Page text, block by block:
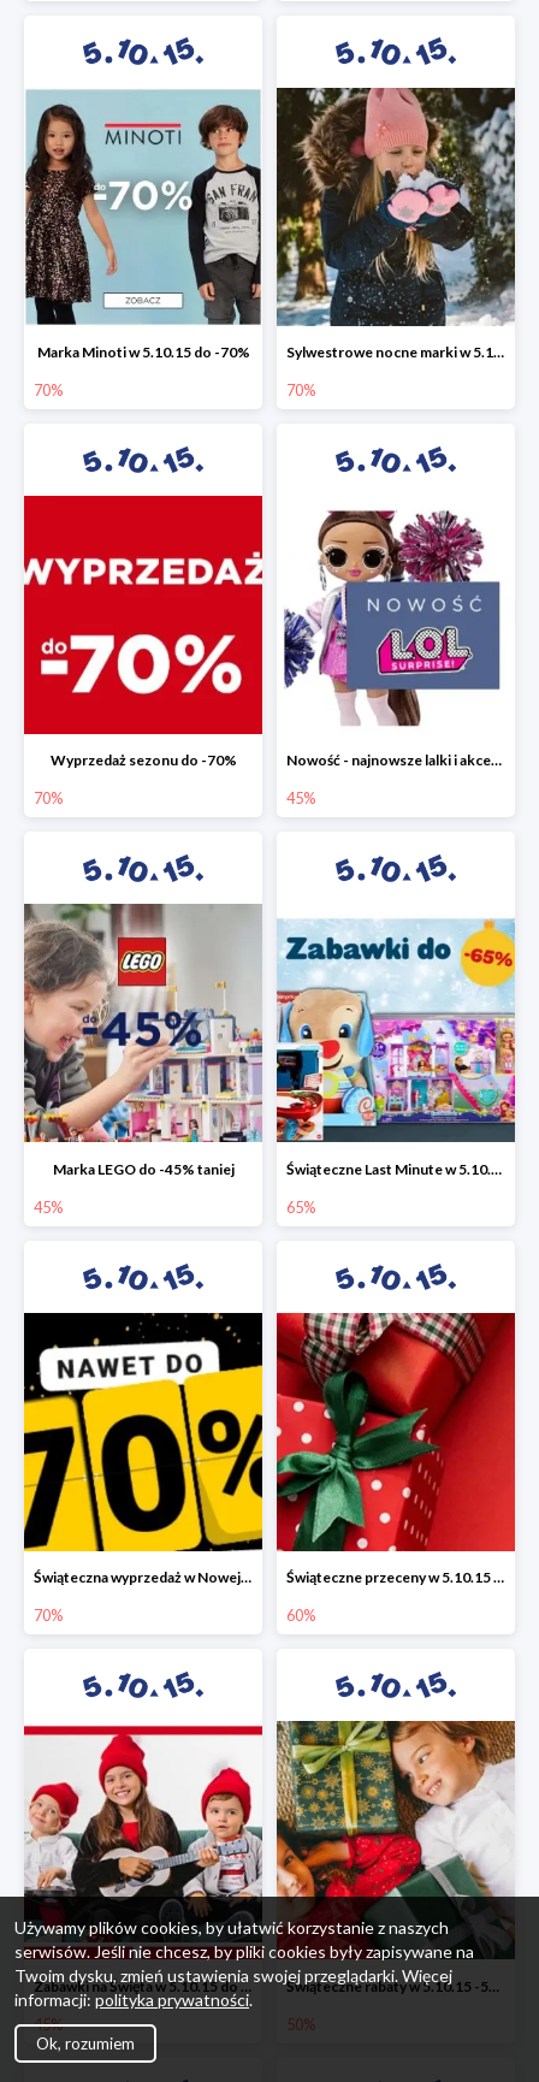
Marka Minoti w 5.10.15 do -70%
70%
Sylwestrowe nocne marki w 5.10.15 do -70%
70%
Wyprzedaż sezonu do -70%
70%
Nowość - najnowsze lalki i akcesoria L.O.L. w 5.10.15 do -45%
45%
Marka LEGO do -45% taniej
45%
Świąteczne Last Minute w 5.10.15 - zabawki do -65%
65%
Świąteczna wyprzedaż w Nowej Erze - National Geographic Learning -70%
70%
Świąteczne przeceny w 5.10.15 - wszystkie ubrania -60%
60%
Zabawki na Święta w 5.10.15 do -45%
45%
Świąteczne rabaty w 5.10.15 -50%
50%
Używamy plików cookies, by ułatwić korzystanie z naszych
serwisów. Jeśli nie chcesz, by pliki cookies były zapisywane na
Twoim dysku, zmień ustawienia swojej przeglądarki. Więcej
informacji: polityka prywatności.
Ok, rozumiem